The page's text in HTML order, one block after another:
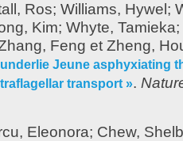
Ros; Williams, Hywel ;
Kim; Whyte, Tamieka;
Feng et Zheng,
Jeune asphyxiating
transport ».
Eleonora; Chew,